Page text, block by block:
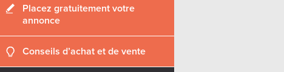
Placez gratuitement votre
annonce
Conseils d’achat et de vente